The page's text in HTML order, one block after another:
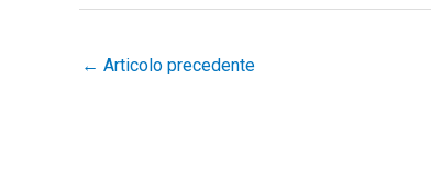
← Articolo precedente